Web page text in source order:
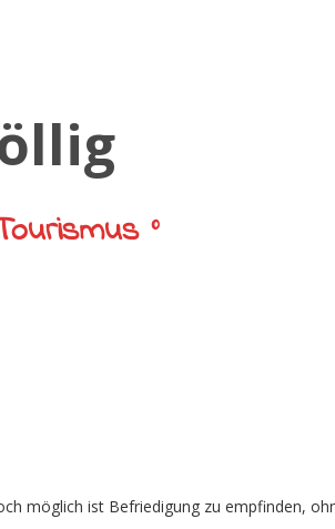
°
möglich ist Befriedigung zu empfinden,